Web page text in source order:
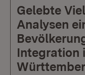
Gelebte
Analysen
Integration